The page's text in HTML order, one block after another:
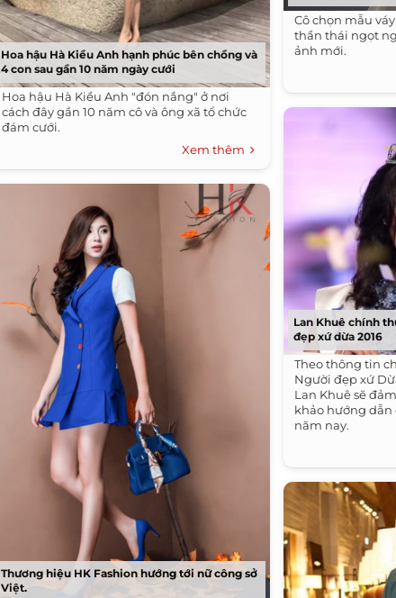
Hoa hậu Hà Kiều Anh hạnh phúc bên chồng và
4 con sau gần 10 năm ngày cưới
Hoa hậu Hà Kiều Anh "đón nắng" ở nơi
cách đây gần 10 năm cô và ông xã tổ chức
đám cưới.
Xem thêm
Thương hiệu HK Fashion hướng tới nữ công sở
Việt.
Cô chọn mẫu
thần thái ngọt
ảnh mới.
Lan Khuê chính
đẹp xứ dừa 2016
Theo thông tin
Người đẹp xứ
Lan Khuê sẽ
khảo hướng dẫn
năm nay.